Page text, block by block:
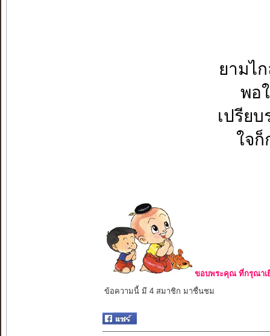
ยามไ
พอ
เปรีย
ใจก็
ขอบพระคุณ ที่กรุณาเ
ข้อความนี้ มี 4 สมาชิก มาชื่นชม